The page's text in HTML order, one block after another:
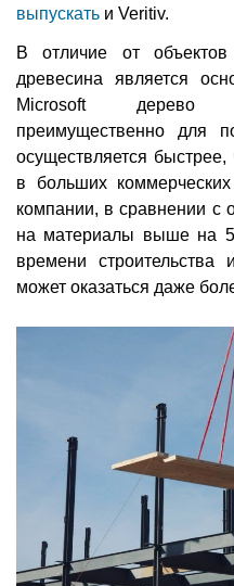
выпускать и Veritiv.
В отличие от
древесина является
Microsoft дерево
преимущественно для
осуществляется
в больших
компании, в сравнении с
на материалы выше на
времени строительства
может оказаться даже